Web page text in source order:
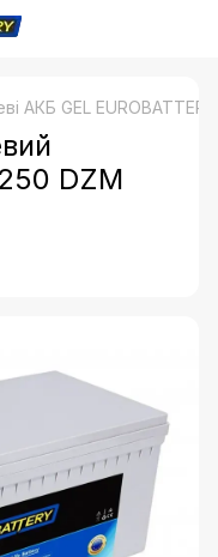
АКБ GEL EUROBATTERY
DZM